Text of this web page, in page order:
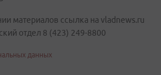
материалов ссылка на vladnews.ru
отдел 8 (423) 249-8800
данных